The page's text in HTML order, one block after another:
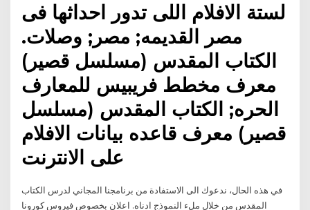
لستة الافلام اللى تدور احداثها فى
مصر القديمه; مصر; وصلات.
الكتاب المقدس (مسلسل قصير)
معرف مخطط فريبيس للمعارف
الحره; الكتاب المقدس (مسلسل
قصير) معرف قاعده بيانات الافلام
على الانترنت
‏ في هذه الحال،‏ ندعوك الى الاستفادة من برنامجنا المجاني لدرس الكتاب
المقدس من خلال ملء النموذج ادناه. اعلان بخصوص فيروس كورونا